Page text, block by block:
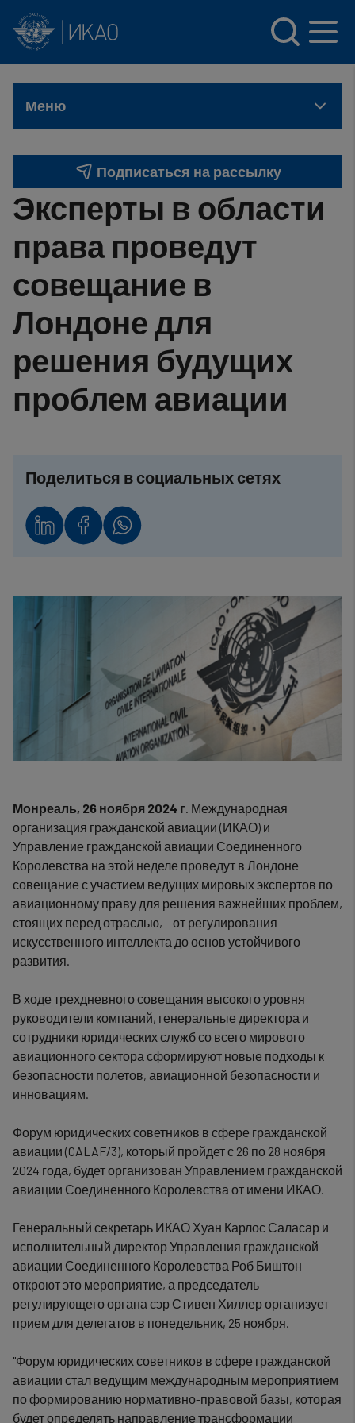
Меню
Подписаться на рассылку
Эксперты в области
права проведут
совещание в
Лондоне для
решения будущих
проблем авиации
Поделиться в социальных сетях
Монреаль, 26 ноября 2024 г . Международная
организация гражданской авиации (ИКАО) и
Управление гражданской авиации Соединенного
Королевства на этой неделе проведут в Лондоне
совещание с участием ведущих мировых экспертов по
авиационному праву для решения важнейших проблем,
стоящих перед отраслью, –от регулирования
искусственного интеллекта до основ устойчивого
развития.
В ходе трехдневного совещания высокого уровня
руководители компаний, генеральные директора и
сотрудники юридических служб со всего мирового
авиационного сектора сформируют новые подходы к
безопасности полетов, авиационной безопасности и
инновациям.
Форум юридических советников в сфере гражданской
авиации (CALAF/3), который пройдет с 26 по 28 ноября
2024 года, будет организован Управлением гражданской
авиации Соединенного Королевства от имени ИКАО.
Генеральный секретарь ИКАО Хуан Карлос Саласар и
исполнительный директор Управления гражданской
авиации Соединенного Королевства Роб Биштон
откроют это мероприятие, а председатель
регулирующего органа сэр Стивен Хиллер организует
прием для делегатов в понедельник, 25 ноября.
"Форум юридических советников в сфере гражданской
авиации стал ведущим международным мероприятием
по формированию нормативно-правовой базы, которая
будет определять направление трансформации